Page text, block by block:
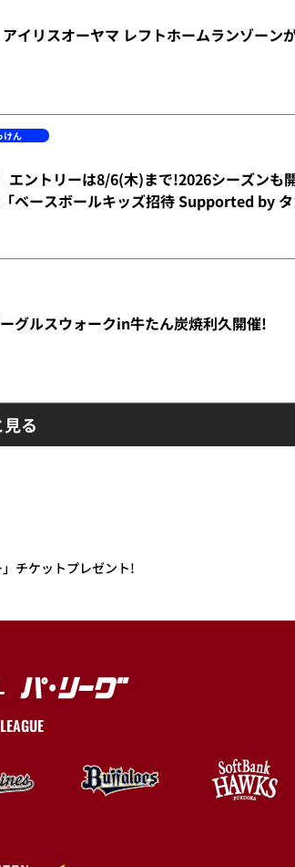
イリスオーヤマ レフトホームランゾーン
けん
ントリーは8/6(木)まで!2026シーズンも
ベースボールキッズ招待 Supported by タ
グルスウォークin牛たん炭焼利久開催!
る
チケットプレゼント!